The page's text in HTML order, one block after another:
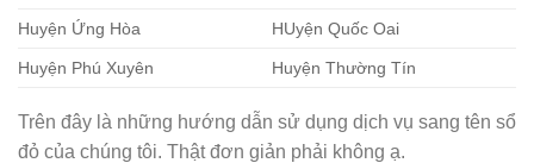
Huyện Ứng Hòa HUyện Quốc Oai
Huyện Phú Xuyên Huyện Thường Tín
Trên đây là những hướng dẫn sử dụng dịch vụ sang tên sổ
đỏ của chúng tôi. Thật đơn giản phải không ạ.